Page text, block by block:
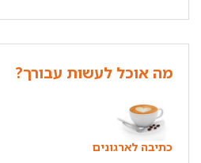
מה אוכל לעשות עבורך?
כתיבה לארגונים